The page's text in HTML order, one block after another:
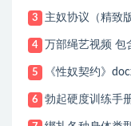
3 主奴协议（精致
4 万部绳艺视频 包
5 《性奴契约》
6 勃起硬度训练手